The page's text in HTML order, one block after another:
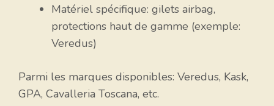
Matériel spécifique: gilets airbag,
protections haut de gamme (exemple:
Veredus)
Parmi les marques disponibles: Veredus, Kask,
GPA, Cavalleria Toscana, etc.